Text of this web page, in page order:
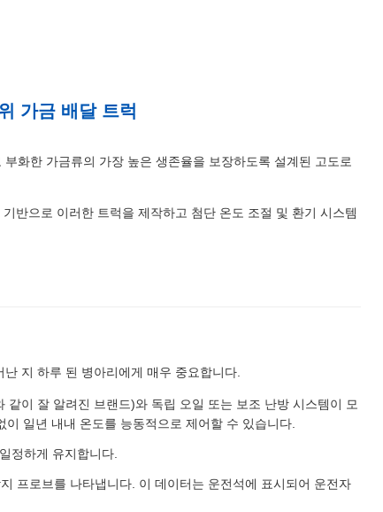
가금 배달 트럭
화한 가금류의 가장 높은 생존율을 보장하도록 설계된 고도로
반으로 이러한 트럭을 제작하고 첨단 온도 조절 및 환기 시스템
지 하루 된 병아리에게 매우 중요합니다.
이 잘 알려진 브랜드)와 독립 오일 또는 보조 난방 시스템이 모
일년 내내 온도를 능동적으로 제어할 수 있습니다.
정하게 유지합니다.
프로브를 나타냅니다. 이 데이터는 운전석에 표시되어 운전자